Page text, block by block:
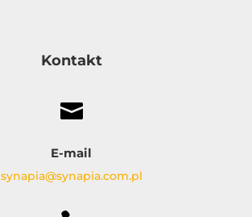
Kontakt

E-mail
synapia@synapia.com.pl